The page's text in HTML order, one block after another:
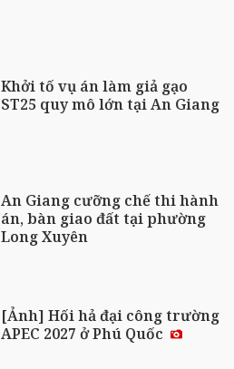
Khởi tố vụ án làm giả gạo
ST25 quy mô lớn tại An Giang
An Giang cưỡng chế thi hành
án, bàn giao đất tại phường
Long Xuyên
[Ảnh] Hối hả đại công trường
APEC 2027 ở Phú Quốc